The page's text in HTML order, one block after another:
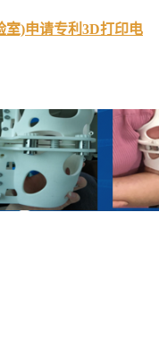
室)申请专利3D打印电